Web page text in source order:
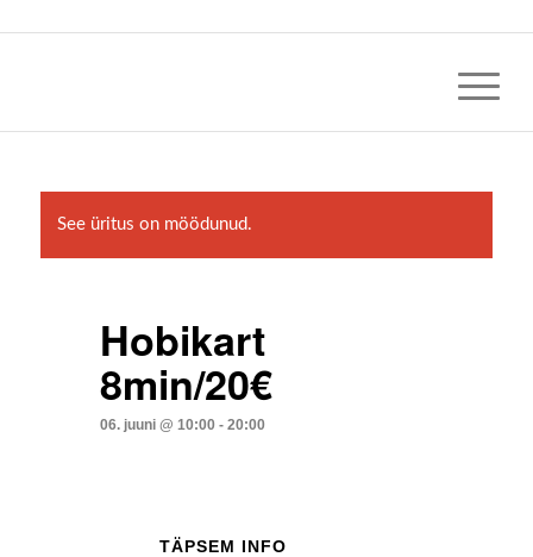
See üritus on möödunud.
Hobikart
8min/20€
06. juuni @ 10:00 - 20:00
TÄPSEM INFO